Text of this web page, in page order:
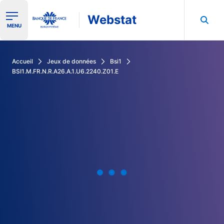
Ouvrir le menu de navigation
MENU Webstat
Accueil Jeux de données
Bsi1
BSI1.M.FR.N.R.A26.A.1.U6.2240.Z01.E